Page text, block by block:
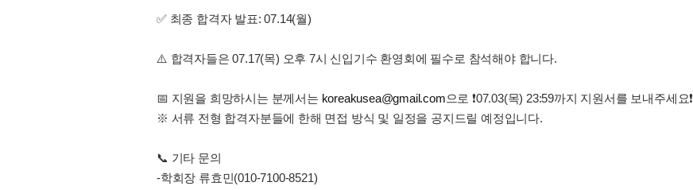
✅ 최종 합격자 발표: 07.14(월)
⚠️ 합격자들은 07.17(목) 오후 7시 신입기수 환영회에 필수로 참석해야 합니다.
📅 지원을 희망하시는 분께서는 koreakusea@gmail.com으로 ❗️07.03(목) 23:59까지 지원서를 보내주세요❗️
※ 서류 전형 합격자분들에 한해 면접 방식 및 일정을 공지드릴 예정입니다.
📞 기타 문의
-학회장 류효민(010-7100-8521)